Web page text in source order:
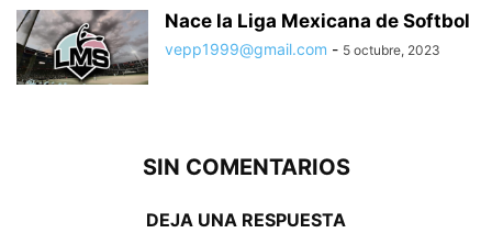
Nace la Liga Mexicana de Softbol
vepp1999@gmail.com - 5 octubre, 2023
SIN COMENTARIOS
DEJA UNA RESPUESTA